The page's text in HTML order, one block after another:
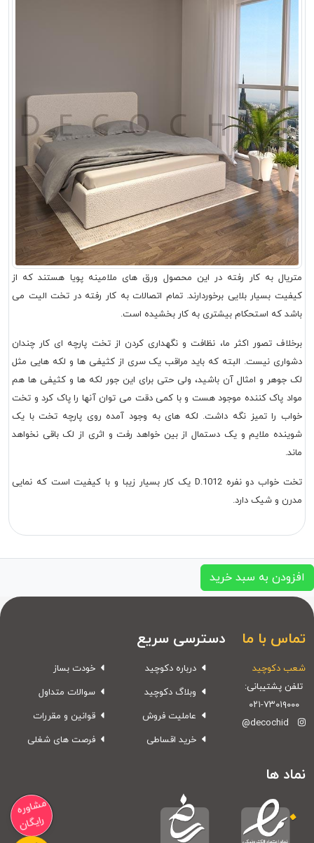
متریال به کار رفته در این محصول ورق های ملامینه پویا هستند که از
کیفیت بسیار بلایی برخوردارند. تمام اتصالات به کار رفته در تخت الیت می
باشد که استحکام بیشتری به کار بخشیده است.
برخلاف تصور اکثر ما، نظافت و نگهداری کردن از تخت پارچه ای کار چندان
دشواری نیست. البته که باید مراقب یک سری از کثیفی ها و لکه هایی مثل
لک جوهر و امثال آن باشید، ولی حتی برای این جور لکه ها و کثیفی ها هم
مواد پاک کننده موجود هست و با کمی دقت می توان آنها را پاک کرد و تخت
خواب را تمیز نگه داشت. لکه های به وجود آمده روی پارچه تخت با یک
شوینده ملایم و یک دستمال از بین خواهد رفت و اثری از لک باقی نخواهد
ماند.
تخت خواب دو نفره D.1012 یک کار بسیار زیبا و با کیفیت است که نمایی
مدرن و شیک دارد.
افزودن به سبد خرید
تماس با ما
شعب دکوچید
تلفن پشتیبانی:
۰۲۱-۷۳۰۱۹۰۰۰
@decochid
دسترسی سریع
درباره دکوچید
وبلاگ دکوچید
عاملیت فروش
خرید اقساطی
خودت بساز
سوالات متداول
قوانین و مقررات
فرصت های شغلی
نماد ها
مشاوره
رایگان